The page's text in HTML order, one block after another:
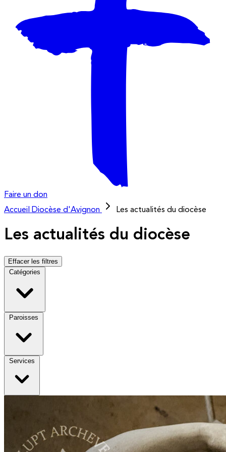
Faire un don
Accueil
Diocèse d'Avignon Les actualités du diocèse
Les actualités du diocèse
Effacer les filtres
Catégories
Paroisses
Services